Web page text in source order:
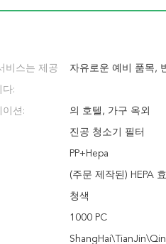
비스는 제공
다:
자유로운 예비 품목,
이션: 의 호텔, 가구 옥외
진공 청소기 필터
PP+Hepa
(주문 제작된) HEPA
청색
1000 PC